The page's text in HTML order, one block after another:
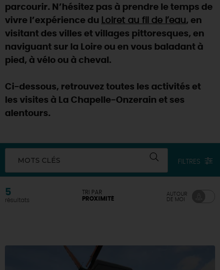
parcourir. N’hésitez pas à prendre le temps de
vivre l’expérience du Loiret au fil de l’eau, en
visitant des villes et villages pittoresques, en
naviguant sur la Loire ou en vous baladant à
pied, à vélo ou à cheval.
Ci-dessous, retrouvez toutes les activités et
les visites à La Chapelle-Onzerain et ses
alentours.
MOTS CLÉS FILTRES
5
résultats
TRI PAR
PROXIMITÉ
AUTOUR
DE MOI